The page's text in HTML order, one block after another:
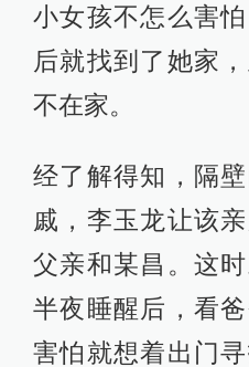
小女孩不怎么害
后就找到了她家
不在家。
经了解得知，隔
戚，李玉龙让该
父亲和某昌。这
半夜睡醒后，看
害怕就想着出门